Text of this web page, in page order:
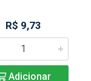
R$ 9,73
Adicionar